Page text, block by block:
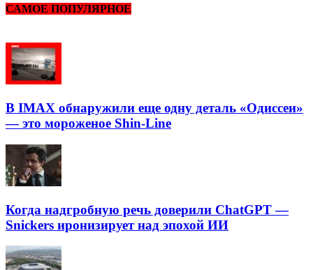
САМОЕ ПОПУЛЯРНОЕ
В IMAX обнаружили еще одну деталь «Одиссеи»
— это мороженое Shin-Line
Когда надгробную речь доверили ChatGPT —
Snickers иронизирует над эпохой ИИ